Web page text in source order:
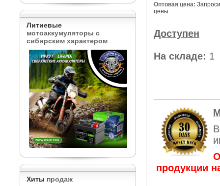
Литиевые
мотоаккумуляторы с
сибирским характером
Хиты продаж
Оптовая цена:
цены
Доступен
На складе: 1
продукции